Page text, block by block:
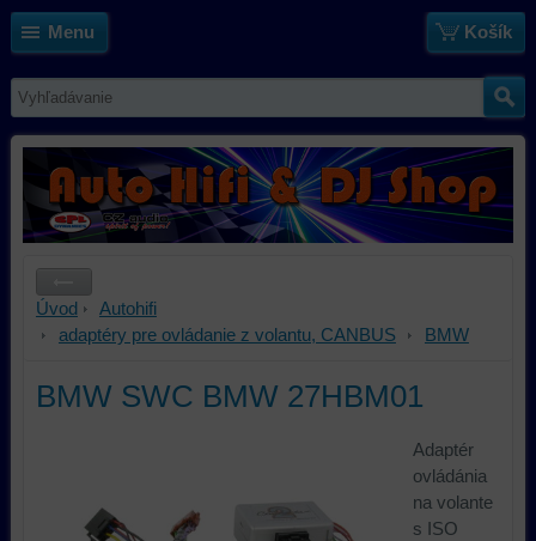
Menu Košík
Úvod
Autohifi
adaptéry pre ovládanie z volantu, CANBUS
BMW
BMW SWC BMW 27HBM01
Adaptér
ovládánia
na volante
s ISO